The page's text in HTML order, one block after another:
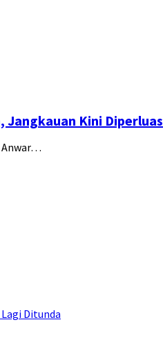
Jangkauan Kini Diperluas
Anwar…
Ditunda